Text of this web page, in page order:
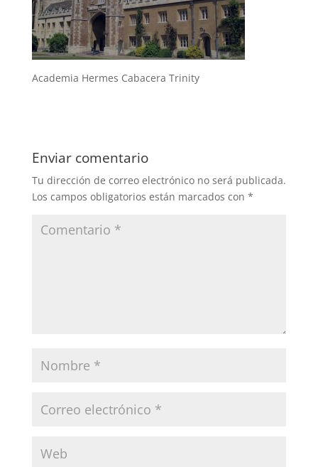
Academia Hermes Cabacera Trinity
Enviar comentario
Tu dirección de correo electrónico no será publicada.
Los campos obligatorios están marcados con *